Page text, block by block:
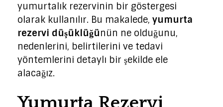
yumurtalık rezervinin bir göstergesi
olarak kullanılır. Bu makalede, yumurta
rezervi düşüklüğünün ne olduğunu,
nedenlerini, belirtilerini ve tedavi
yöntemlerini detaylı bir şekilde ele
alacağız.